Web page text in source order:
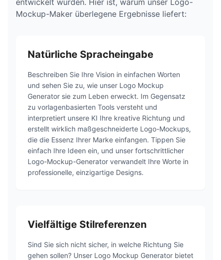
Mockup-Maker überlegene Ergebnisse liefert:
Natürliche Spracheingabe
Beschreiben Sie Ihre Vision in einfachen Worten
und sehen Sie zu, wie unser Logo Mockup
Generator sie zum Leben erweckt. Im Gegensatz
zu vorlagenbasierten Tools versteht und
interpretiert unsere KI Ihre kreative Richtung und
erstellt wirklich maßgeschneiderte Logo-Mockups,
die die Essenz Ihrer Marke einfangen. Tippen Sie
einfach Ihre Ideen ein, und unser fortschrittlicher
Logo-Mockup-Generator verwandelt Ihre Worte in
professionelle, einzigartige Designs.
Vielfältige Stilreferenzen
Sind Sie sich nicht sicher, in welche Richtung Sie
gehen sollen? Unser Logo Mockup Generator bietet